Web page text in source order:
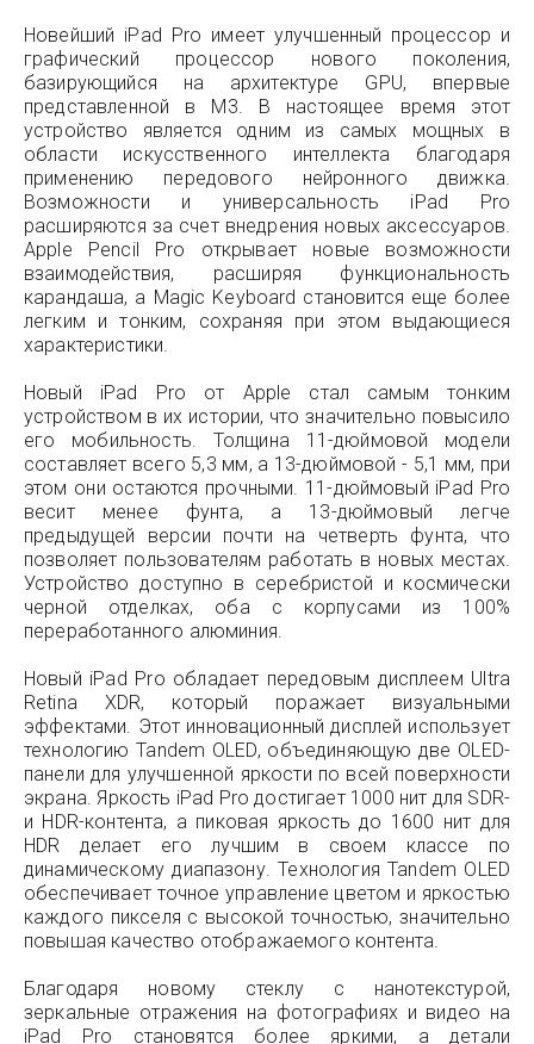
Новейший iPad Pro имеет улучшенный процессор и
графический процессор нового поколения,
базирующийся на архитектуре GPU, впервые
представленной в M3. В настоящее время этот
устройство является одним из самых мощных в
области искусственного интеллекта благодаря
применению передового нейронного движка.
Возможности и универсальность iPad Pro
расширяются за счет внедрения новых аксессуаров.
Apple Pencil Pro открывает новые возможности
взаимодействия, расширяя функциональность
карандаша, а Magic Keyboard становится еще более
легким и тонким, сохраняя при этом выдающиеся
характеристики.
Новый iPad Pro от Apple стал самым тонким
устройством в их истории, что значительно повысило
его мобильность. Толщина 11-дюймовой модели
составляет всего 5,3 мм, а 13-дюймовой - 5,1 мм, при
этом они остаются прочными. 11-дюймовый iPad Pro
весит менее фунта, а 13-дюймовый легче
предыдущей версии почти на четверть фунта, что
позволяет пользователям работать в новых местах.
Устройство доступно в серебристой и космически
черной отделках, оба с корпусами из 100%
переработанного алюминия.
Новый iPad Pro обладает передовым дисплеем Ultra
Retina XDR, который поражает визуальными
эффектами. Этот инновационный дисплей использует
технологию Tandem OLED, объединяющую две OLED-
панели для улучшенной яркости по всей поверхности
экрана. Яркость iPad Pro достигает 1000 нит для SDR-
и HDR-контента, а пиковая яркость до 1600 нит для
HDR делает его лучшим в своем классе по
динамическому диапазону. Технология Tandem OLED
обеспечивает точное управление цветом и яркостью
каждого пикселя с высокой точностью, значительно
повышая качество отображаемого контента.
Благодаря новому стеклу с нанотекстурой,
зеркальные отражения на фотографиях и видео на
iPad Pro становятся более яркими, а детали